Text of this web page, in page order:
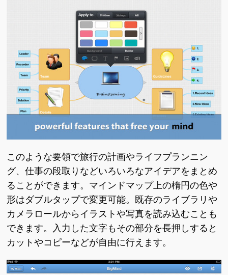
このような要領で旅行の計画やライフプランニン
グ、仕事の段取りなどいろいろなアイデアをまとめ
ることができます。マインドマップ上の楕円の色や
形はダブルタップで変更可能。既存のライブラリや
カメラロールからイラストや写真を読み込むことも
できます。入力した文字もその部分を長押しすると
カットやコピーなどが自由に行えます。